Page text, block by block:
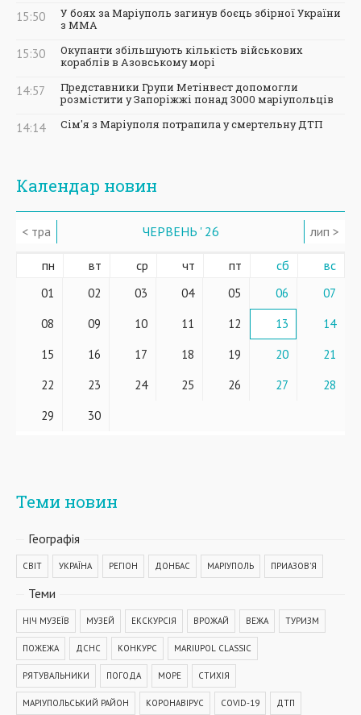
15:50
У боях за Маріуполь загинув боєць збірної України
з ММА
15:30
Окупанти збільшують кількість військових
кораблів в Азовському морі
14:57
Представники Групи Метінвест допомогли
розмістити у Запоріжжі понад 3000 маріупольців
14:14 Сім'я з Маріуполя потрапила у смертельну ДТП
Календар новин
< тра ЧЕРВЕНЬ ' 26 лип >
пн вт ср чт пт сб вс
01 02 03 04 05 06
07
08
09 10 11 12 13
14
15
16 17 18 19 20
21
22
23 24 25 26 27
28
29
30
Теми новин
Географiя
СВІТ УКРАЇНА РЕГІОН ДОНБАС МАРІУПОЛЬ ПРИАЗОВ'Я
Теми
НІЧ МУЗЕЇВ МУЗЕЙ ЕКСКУРСІЯ ВРОЖАЙ ВЕЖА ТУРИЗМ
ПОЖЕЖА ДСНС КОНКУРС MARIUPOL CLASSIC
РЯТУВАЛЬНИКИ ПОГОДА МОРЕ СТИХІЯ
МАРІУПОЛЬСЬКИЙ РАЙОН КОРОНАВІРУС COVID-19 ДТП